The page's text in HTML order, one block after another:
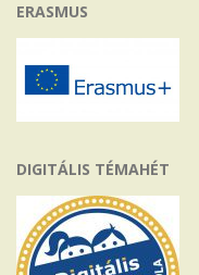
ERASMUS
DIGITÁLIS TÉMAHÉT